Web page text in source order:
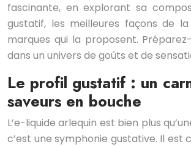
fascinante, en explorant sa
gustatif, les meilleures façons de
marques qui la proposent.
dans un univers de goûts et de
Le profil gustatif : un
saveurs en bouche
L’e-liquide arlequin est bien plus
c’est une symphonie gustative. Il est